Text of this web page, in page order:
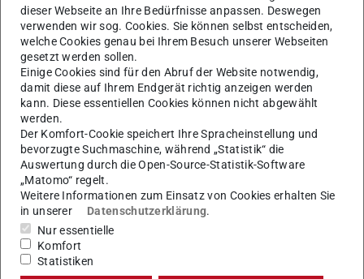
Satzungsbeilagen 2019
Satzungsbeilagen 2018
Satzungsbeilagen 2017
Satzungsbeilagen 2016
Satzungsbeilagen 2015
dieser Webseite an Ihre Bedürfnisse anpassen. Deswegen
verwenden wir sog. Cookies. Sie können selbst entscheiden,
welche Cookies genau bei Ihrem Besuch unserer Webseiten
gesetzt werden sollen.
Einige Cookies sind für den Abruf der Website notwendig,
damit diese auf Ihrem Endgerät richtig anzeigen werden
kann. Diese essentiellen Cookies können nicht abgewählt
werden.
Der Komfort-Cookie speichert Ihre Spracheinstellung und
bevorzugte Suchmaschine, während „Statistik“ die
Auswertung durch die Open-Source-Statistik-Software
„Matomo“ regelt.
Weitere Informationen zum Einsatz von Cookies erhalten Sie
in unserer
Datenschutzerklärung.
Nur essentielle
Komfort
Statistiken